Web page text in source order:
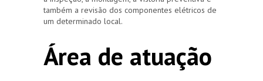
também a revisão dos componentes elétricos de
um determinado local.
Área de atuação